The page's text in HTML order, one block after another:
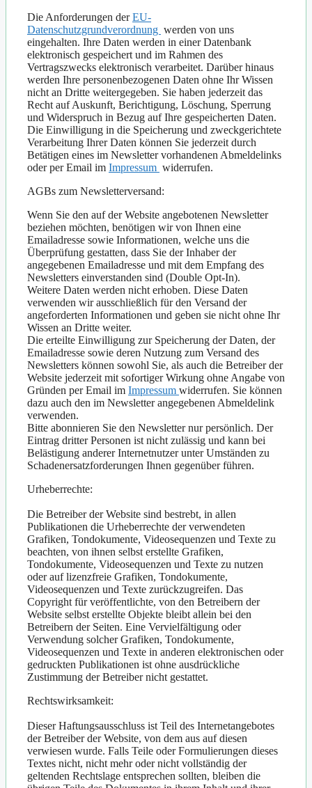
Die Anforderungen derEU-
Datenschutzgrundverordnung werden von uns
eingehalten. Ihre Daten werden in einer Datenbank
elektronisch gespeichert und im Rahmen des
Vertragszwecks elektronisch verarbeitet. Darüber hinaus
werden Ihre personenbezogenen Daten ohne Ihr Wissen
nicht an Dritte weitergegeben. Sie haben jederzeit das
Recht auf Auskunft, Berichtigung, Löschung, Sperrung
und Widerspruch in Bezug auf Ihre gespeicherten Daten.
Die Einwilligung in die Speicherung und zweckgerichtete
Verarbeitung Ihrer Daten können Sie jederzeit durch
Betätigen eines im Newsletter vorhandenen Abmeldelinks
oder per Email im Impressum widerrufen.
AGBs zum Newsletterversand:
Wenn Sie den auf der Website angebotenen Newsletter
beziehen möchten, benötigen wir von Ihnen eine
Emailadresse sowie Informationen, welche uns die
Überprüfung gestatten, dass Sie der Inhaber der
angegebenen Emailadresse und mit dem Empfang des
Newsletters einverstanden sind (Double Opt-In).
Weitere Daten werden nicht erhoben. Diese Daten
verwenden wir ausschließlich für den Versand der
angeforderten Informationen und geben sie nicht ohne Ihr
Wissen an Dritte weiter.
Die erteilte Einwilligung zur Speicherung der Daten, der
Emailadresse sowie deren Nutzung zum Versand des
Newsletters können sowohl Sie, als auch die Betreiber der
Website jederzeit mit sofortiger Wirkung ohne Angabe von
Gründen per Email im Impressum widerrufen. Sie können
dazu auch den im Newsletter angegebenen Abmeldelink
verwenden.
Bitte abonnieren Sie den Newsletter nur persönlich. Der
Eintrag dritter Personen ist nicht zulässig und kann bei
Belästigung anderer Internetnutzer unter Umständen zu
Schadenersatzforderungen Ihnen gegenüber führen.
Urheberrechte:
Die Betreiber der Website sind bestrebt, in allen
Publikationen die Urheberrechte der verwendeten
Grafiken, Tondokumente, Videosequenzen und Texte zu
beachten, von ihnen selbst erstellte Grafiken,
Tondokumente, Videosequenzen und Texte zu nutzen
oder auf lizenzfreie Grafiken, Tondokumente,
Videosequenzen und Texte zurückzugreifen. Das
Copyright für veröffentlichte, von den Betreibern der
Website selbst erstellte Objekte bleibt allein bei den
Betreibern der Seiten. Eine Vervielfältigung oder
Verwendung solcher Grafiken, Tondokumente,
Videosequenzen und Texte in anderen elektronischen oder
gedruckten Publikationen ist ohne ausdrückliche
Zustimmung der Betreiber nicht gestattet.
Rechtswirksamkeit:
Dieser Haftungsausschluss ist Teil des Internetangebotes
der Betreiber der Website, von dem aus auf diesen
verwiesen wurde. Falls Teile oder Formulierungen dieses
Textes nicht, nicht mehr oder nicht vollständig der
geltenden Rechtslage entsprechen sollten, bleiben die